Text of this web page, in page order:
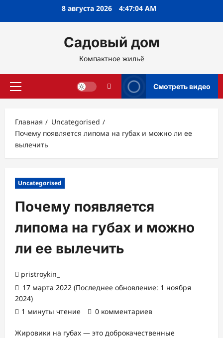
8 августа 2026 4:47:05 AM
Садовый дом
Компактное жильё
Основное
Смотреть видео
Главная
Uncategorised
Почему появляется липома на губах и можно ли ее
вылечить
Uncategorised
Почему появляется
липома на губах и можно
ли ее вылечить
pristroykin_
17 марта 2022 (Последнее обновление: 1 ноября
2024)
1 минуты чтение
0 комментариев
Жировики на губах — это доброкачественные